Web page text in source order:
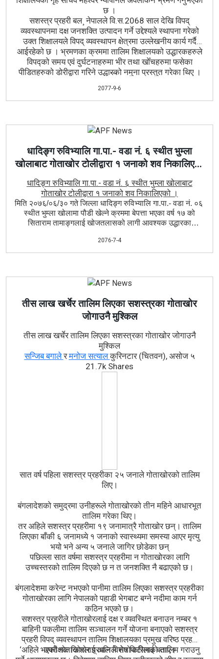
छ ।
सशस्त्र प्रहरी बल¸ नेपालले वि.स.2068 साल देखि विपद्
व्यवस्थापनमा दक्ष जनशक्ति उत्पादन गर्ने उद्देश्यले स्थापना गरेको
उक्त शिक्षालयले विपद् व्यवस्थापन क्षेत्रमा उल्लेखनीय कार्य गर्दै
आईरहेको छ । भ्रमणका क्रममा तालिम शिक्षालयको उद्धारकहरुले
विपद्को समय एवं दुर्घटनाहरुमा भीर तथा खोँचहरुमा फसेका
पीडितहरुको डोरीद्वारा गरिने उद्धारको नमुना प्रस्तुत गरेका थिए ।
सचिव महेश्‍वर न्यौपानेले सशस्त्र प्रहरी बल¸ नेपालका राष्ट्र सेवक
कर्मचारीहरुलाई विपद्‍मा पुर्याएको योगदानको कदर गर्दै उच्च
अवलोकन भ्रमणमा गृह सचिव सहित प्रहरी महानिरीक्षक शैलेश थापा
क्षेत्री, सशस्त्र प्रहरी महानिरीक्षक शैलेन्द्र खनाल, राष्ट्रिय
अनुसन्धान विभागका मुख्य अनुसन्धान निर्देशक गणेश अधिकारी एवं
चितवन जिल्लाका प्र.जि.अ. नारायण प्रसाद भट्टराई लगायत सुरक्षा
निकायका प्रमुखहरु सहभागी थिए।भभ्रमण टोलीद्वारा शिक्षालयमा
अस्पताल निरीक्षण गर्नुका साथै शिक्षालयका समादेशक सशस्त्र
प्रहरी बरिष्ठ उपरीक्षक कालीदास धौवजीले शिक्षालयको गतिविधी
बारेसंक्षिप्त ब्रिफिङ्ग प्रस्तुत गर्नु भएको थियो ।
2077-9-6
धादिङ्ग रुविभ्यालि गा.पा.- वडा नं. ६ स्थीत भुम्ला
खोलाबाट गोताखोर टोलीद्वारा १ जनाको शव निकालिएको
धादिङ्ग रुविभ्यालि गा.पा.- वडा नं. ६ स्थीत भुम्ला खोलाबाट
गोताखोर टोलीद्वारा १ जनाको शव निकालिएको ।
मिति २०७६/०६/३० गते जिल्ला धादिङ्ग रुविभ्यालि गा.पा.- वडा नं. ०६
स्थीत भुम्ला खोलामा पौडी खेल्ने क्रममा बेपत्ता भएका वर्ष १७ को
सिताराम तामाङ्गलाई खोजतलासको लागी आवश्यक उद्धारका
स.प्र.नि. लक्ष्मण बहादुर बस्नेतको कमाण्डमा गोताखोर सहित ४ जना
स.प्र.क हरु नेपाली सेनाको हेलीद्धारा मिति २०७६/०७/०१ गते १७:००
पारी निजको शबलाई उक्त खोलाबाट निकाली आफन्तलाई बुझाईएको ।
2076-7-4
तीस लाख खर्चेर तालिम लिएका सशस्त्रका गोताखोर
जोगाउनै मुश्किल
तीस लाख खर्चेर तालिम लिएका सशस्त्रका गोताखोर जोगाउनै
मुश्किल
सन्जिब बगालेरमनोज सत्यालकुरिनटार (चितवन), असोज ५
21.7k Shares
सात वर्ष पहिला सशस्त्र प्रहरीका २५ जनाले गोताखोरको तालिम
लिए।
बंगलादेशको समुद्रमा उनीहरूले गोताखोरको तीन महिने आधारभूत
तालिम गरेका थिए।
तर अहिले सशस्त्र प्रहरीमा १९ जनामात्रै गोताखोर छन्। तालिम
लिएका बाँकी ६ जनामध्ये १ जनाको स्वास्थ्यमा समस्या आएर मृत्यु
भयो भने अन्य ५ जनाले जागिर छोडेका छन्
पछिल्ला सात वर्षमा सशस्त्र प्रहरीमा न गोताखोरका लागि
उच्चस्तरको तालिम दिएको छ न त जनशक्ति नै बढाएको छ।
बंगलादेशमा करेन्ट नभएको पानीमा तालिम लिएका सशस्त्र प्रहरीका
गोताखोरका लागि नेपालको पहाडी भेगबाट बग्ने नदीमा काम गर्न
कठिन भएको छ।
सशस्त्र प्रहरीले गोताखोरलाई दक्ष र व्यवस्थित बनाउन नम्बर १
बाहिनी पकलीमा तालिम सञ्चालन गर्ने योजना बनाएको सशस्त्र
प्रहरी विपद् व्यवस्थापन तालिम शिक्षालयका प्रमुख वरिष्ठ प्रहरी
उपरीक्षक किशोर प्रधानले सेतोपाटीलाई बताए।
‘अहिले भएको गोताखोरलाई अलि विशेष किसिमको तालिम गराउनु